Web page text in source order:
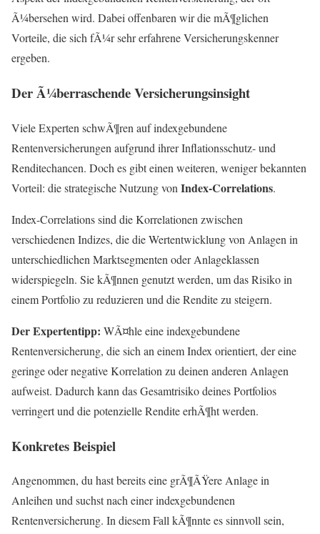
Ã¼bersehen wird. Dabei offenbaren wir die mÃ¶glichen
Vorteile, die sich fÃ¼r sehr erfahrene Versicherungskenner
ergeben.
Der Ã¼berraschende Versicherungsinsight
Viele Experten schwÃ¶ren auf indexgebundene
Rentenversicherungen aufgrund ihrer Inflationsschutz- und
Renditechancen. Doch es gibt einen weiteren, weniger bekannten
Vorteil: die strategische Nutzung von Index-Correlations.
Index-Correlations sind die Korrelationen zwischen
verschiedenen Indizes, die die Wertentwicklung von Anlagen in
unterschiedlichen Marktsegmenten oder Anlageklassen
widerspiegeln. Sie kÃ¶nnen genutzt werden, um das Risiko in
einem Portfolio zu reduzieren und die Rendite zu steigern.
Der Expertentipp: WÃ¤hle eine indexgebundene
Rentenversicherung, die sich an einem Index orientiert, der eine
geringe oder negative Korrelation zu deinen anderen Anlagen
aufweist. Dadurch kann das Gesamtrisiko deines Portfolios
verringert und die potenzielle Rendite erhÃ¶ht werden.
Konkretes Beispiel
Angenommen, du hast bereits eine grÃ¶ÃŸere Anlage in
Anleihen und suchst nach einer indexgebundenen
Rentenversicherung. In diesem Fall kÃ¶nnte es sinnvoll sein,